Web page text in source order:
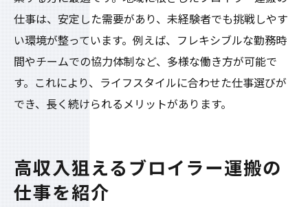
仕事は、安定した需要があり、未経験者でも挑戦しやす
い環境が整っています。例えば、フレキシブルな勤務時
間やチームでの協力体制など、多様な働き方が可能で
す。これにより、ライフスタイルに合わせた仕事選びが
でき、長く続けられるメリットがあります。
高収入狙えるブロイラー運搬の
仕事を紹介